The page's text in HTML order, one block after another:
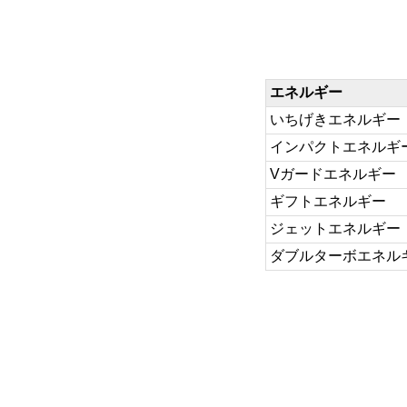
エネルギー
いちげきエネルギー
インパクトエネルギ
Vガードエネルギー
ギフトエネルギー
ジェットエネルギー
ダブルターボエネル